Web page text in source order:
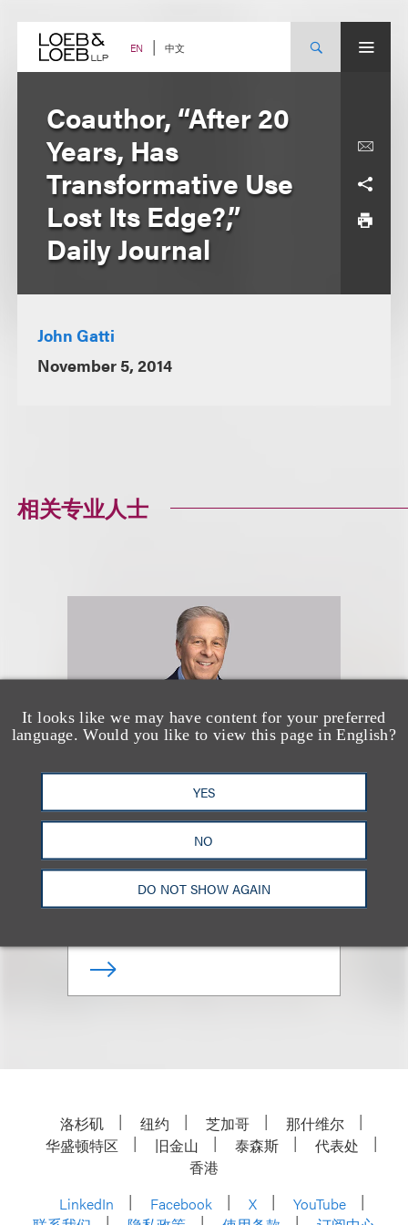
content EN 中文
It looks like we may have content for your preferred
language. Would you like to view this page in English?
YES
NO
DO NOT SHOW AGAIN
Coauthor, “After 20
Years, Has
Transformative Use
Lost Its Edge?,”
Daily Journal
John Gatti
November 5, 2014
相关专业人士
John Gatti
合伙人
+1.310.282.2122
洛杉矶 纽约 芝加哥
那什维尔
华盛顿特区
旧金山 泰森斯
代表处
香港
LinkedIn
Facebook X
YouTube